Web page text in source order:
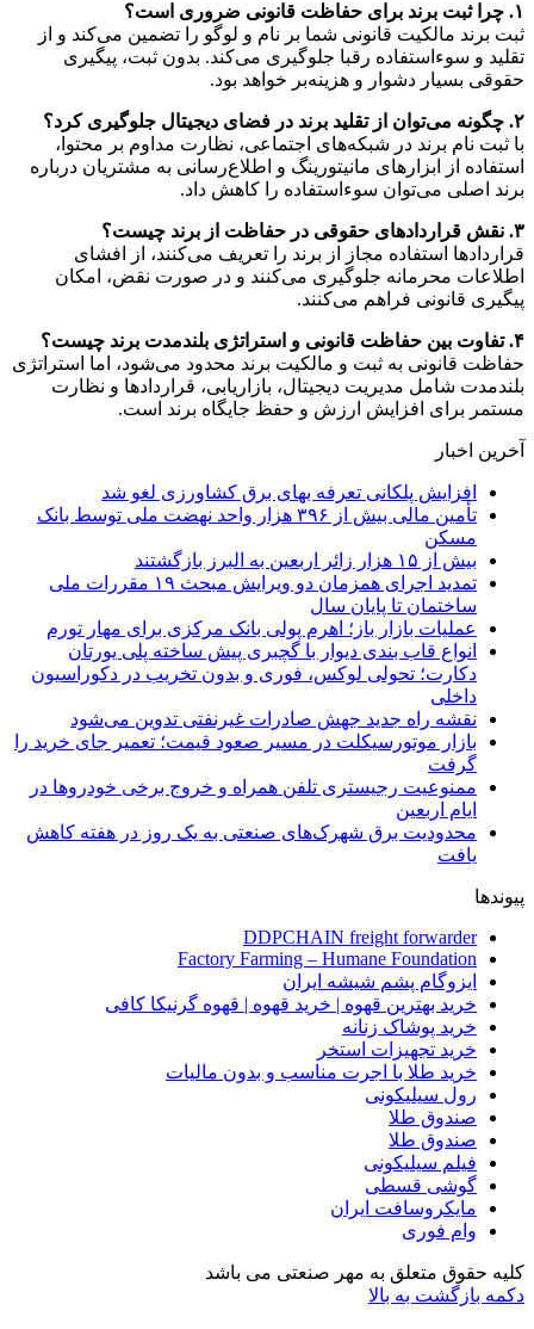
۱. چرا ثبت برند برای حفاظت قانونی ضروری است؟
ثبت برند مالکیت قانونی شما بر نام و لوگو را تضمین می‌کند و از
تقلید و سوءاستفاده رقبا جلوگیری می‌کند. بدون ثبت، پیگیری
حقوقی بسیار دشوار و هزینه‌بر خواهد بود.
۲. چگونه می‌توان از تقلید برند در فضای دیجیتال جلوگیری کرد؟
با ثبت نام برند در شبکه‌های اجتماعی، نظارت مداوم بر محتوا،
استفاده از ابزارهای مانیتورینگ و اطلاع‌رسانی به مشتریان درباره
برند اصلی می‌توان سوءاستفاده را کاهش داد.
۳. نقش قراردادهای حقوقی در حفاظت از برند چیست؟
قراردادها استفاده مجاز از برند را تعریف می‌کنند، از افشای
اطلاعات محرمانه جلوگیری می‌کنند و در صورت نقض، امکان
پیگیری قانونی فراهم می‌کنند.
۴. تفاوت بین حفاظت قانونی و استراتژی بلندمدت برند چیست؟
حفاظت قانونی به ثبت و مالکیت برند محدود می‌شود، اما استراتژی
بلندمدت شامل مدیریت دیجیتال، بازاریابی، قراردادها و نظارت
مستمر برای افزایش ارزش و حفظ جایگاه برند است.
آخرین اخبار
افزایش پلکانی تعرفه بهای برق کشاورزی لغو شد
تأمین مالی بیش از ۳۹۶ هزار واحد نهضت ملی توسط بانک
مسکن
بیش از ۱۵ هزار زائر اربعین به البرز بازگشتند
تمدید اجرای همزمان دو ویرایش مبحث ۱۹ مقررات ملی
ساختمان تا پایان سال
عملیات بازار باز؛ اهرم پولی بانک مرکزی برای مهار تورم
انواع قاب بندی دیوار با گچبری پیش ساخته پلی یورتان
دکارت؛ تحولی لوکس، فوری و بدون تخریب در دکوراسیون
داخلی
نقشه راه جدید جهش صادرات غیرنفتی تدوین می‌شود
بازار موتورسیکلت در مسیر صعود قیمت؛ تعمیر جای خرید را
گرفت
ممنوعیت رجیستری تلفن همراه و خروج برخی خودروها در
ایام اربعین
محدودیت برق شهرک‌های صنعتی به یک روز در هفته کاهش
یافت
پیوندها
DDPCHAIN freight forwarder
Factory Farming – Humane Foundation
ایزوگام پشم شیشه ایران
خرید بهترین قهوه | خرید قهوه | قهوه گرنیکا کافی
خرید پوشاک زنانه
خرید تجهیزات استخر
خرید طلا با اجرت مناسب و بدون مالیات
رول سیلیکونی
صندوق طلا
صندوق طلا
فیلم سیلیکونی
گوشی قسطی
مایکروسافت ایران
وام فوری
کلیه حقوق متعلق به مهر صنعتی می باشد
دکمه بازگشت به بالا